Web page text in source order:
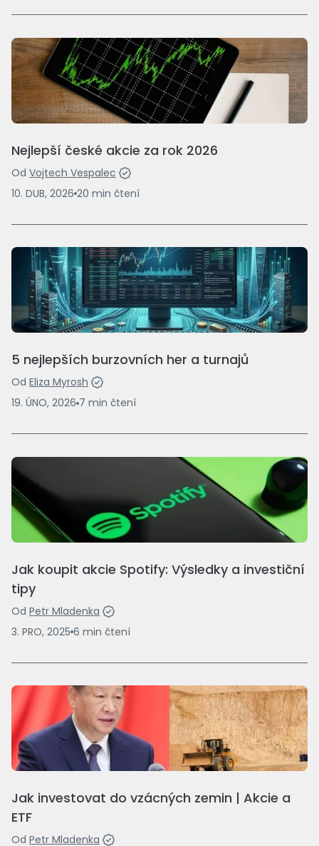
Nejlepší české akcie za rok 2026
Od Vojtech Vespalec
10. DUB, 2026 20 min čtení
5 nejlepších burzovních her a turnajů
Od Eliza Myrosh
19. ÚNO, 2026 7 min čtení
Jak koupit akcie Spotify: Výsledky a investiční
tipy
Od Petr Mladenka
3. PRO, 2025 6 min čtení
Jak investovat do vzácných zemin | Akcie a
ETF
Od Petr Mladenka